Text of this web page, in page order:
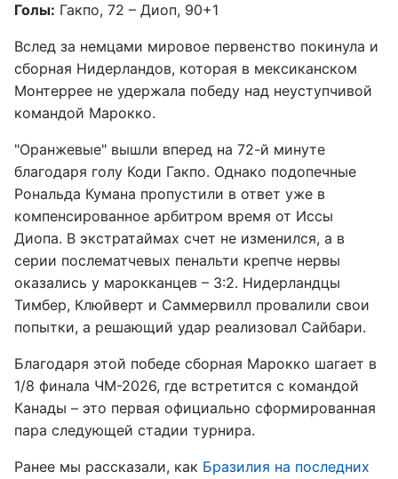
Голы: Гакпо, 72 – Диоп, 90+1
Вслед за немцами мировое первенство покинула и
сборная Нидерландов, которая в мексиканском
Монтеррее не удержала победу над неуступчивой
командой Марокко.
"Оранжевые" вышли вперед на 72-й минуте
благодаря голу Коди Гакпо. Однако подопечные
Рональда Кумана пропустили в ответ уже в
компенсированное арбитром время от Иссы
Диопа. В экстратаймах счет не изменился, а в
серии послематчевых пенальти крепче нервы
оказались у марокканцев – 3:2. Нидерландцы
Тимбер, Клюйверт и Саммервилл провалили свои
попытки, а решающий удар реализовал Сайбари.
Благодаря этой победе сборная Марокко шагает в
1/8 финала ЧМ-2026, где встретится с командой
Канады – это первая официально сформированная
пара следующей стадии турнира.
Ранее мы рассказали, как Бразилия на последних